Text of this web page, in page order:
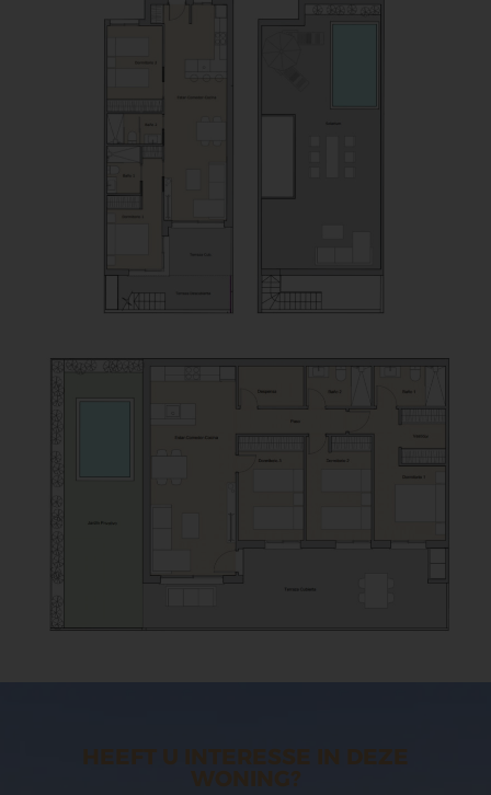
HEEFT U INTERESSE IN DEZE
WONING?